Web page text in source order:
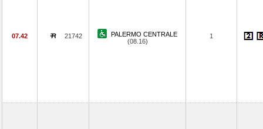
07.42 21742
PALERMO CENTRALE
(08.16)
1